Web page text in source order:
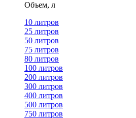
Объем, л
10 литров
25 литров
50 литров
75 литров
80 литров
100 литров
200 литров
300 литров
400 литров
500 литров
750 литров